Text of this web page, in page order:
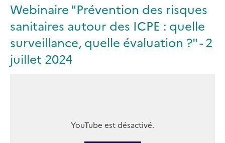
Webinaire "Prévention des risques
sanitaires autour des ICPE : quelle
surveillance, quelle évaluation ?" - 2
juillet 2024
YouTube est désactivé.